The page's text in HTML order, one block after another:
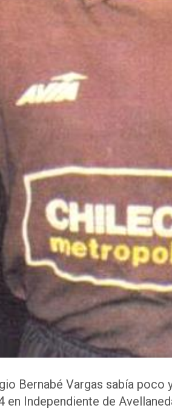
Bernabé Vargas sabía poco
en Independiente de